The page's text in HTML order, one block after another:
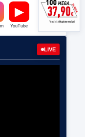
▶
YouTube
LIVE